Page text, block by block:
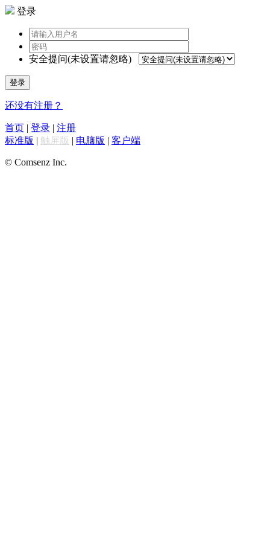
登录
安全提问(未设置请忽略)
登录
还没有注册？
首页 | 登录 | 注册
标准版 | 触屏版 | 电脑版 | 客户端
© Comsenz Inc.